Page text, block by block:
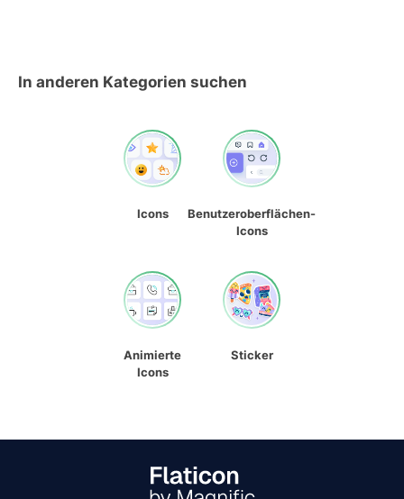
In anderen Kategorien suchen
Icons
Benutzeroberflächen-
Icons
Animierte
Icons
Sticker